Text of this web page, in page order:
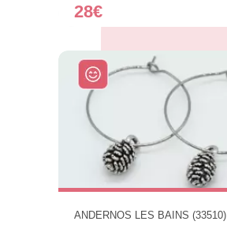
28€
ANDERNOS LES BAINS (33510)